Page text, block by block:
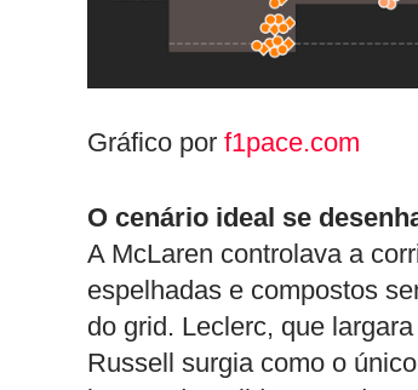
Gráfico por f1pace.com
O cenário ideal se
A McLaren controlava a
espelhadas e compostos
do grid. Leclerc, que
Russell surgia como o